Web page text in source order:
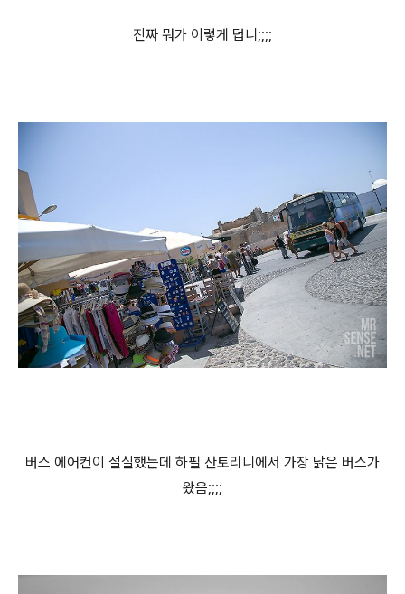
진짜 뭐가 이렇게 덥니;;;;
버스 에어컨이 절실했는데 하필 산토리니에서 가장 낡은 버스가
왔음;;;;